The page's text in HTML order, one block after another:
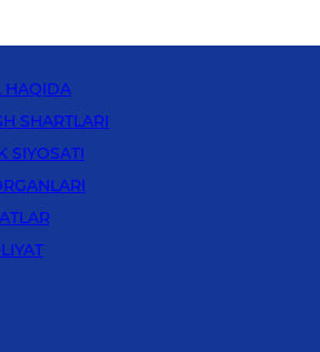
HAQIDA
SHARTLARI
SIYOSATI